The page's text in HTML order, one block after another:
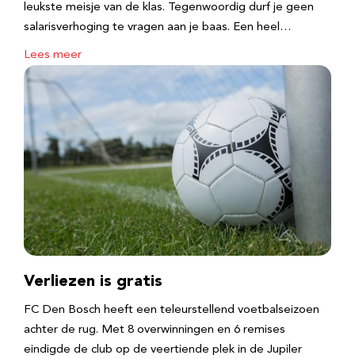
leukste meisje van de klas. Tegenwoordig durf je geen
salarisverhoging te vragen aan je baas. Een heel…
Lees meer
Verliezen is gratis
FC Den Bosch heeft een teleurstellend voetbalseizoen
achter de rug. Met 8 overwinningen en 6 remises
eindigde de club op de veertiende plek in de Jupiler